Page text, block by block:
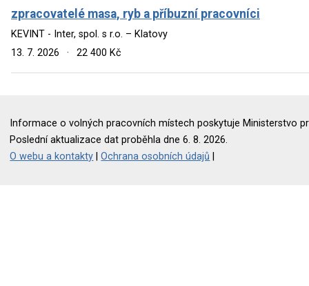
zpracovatelé masa, ryb a příbuzní pracovníci
KEVINT - Inter, spol. s r.o. – Klatovy
13. 7. 2026
· 22 400 Kč
Informace o volných pracovních místech poskytuje Ministerstvo
Poslední aktualizace dat proběhla dne 6. 8. 2026.
O webu a kontakty |Ochrana osobních údajů